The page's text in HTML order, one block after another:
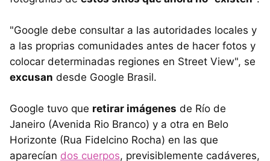
"Google debe consultar a las autoridades locales y
a las proprias comunidades antes de hacer fotos y
colocar determinadas regiones en Street View", se
excusan desde Google Brasil.
Google tuvo que retirar imágenes de Río de
Janeiro (Avenida Rio Branco) y a otra en Belo
Horizonte (Rua Fidelcino Rocha) en las que
aparecían dos cuerpos, previsiblemente cadáveres,